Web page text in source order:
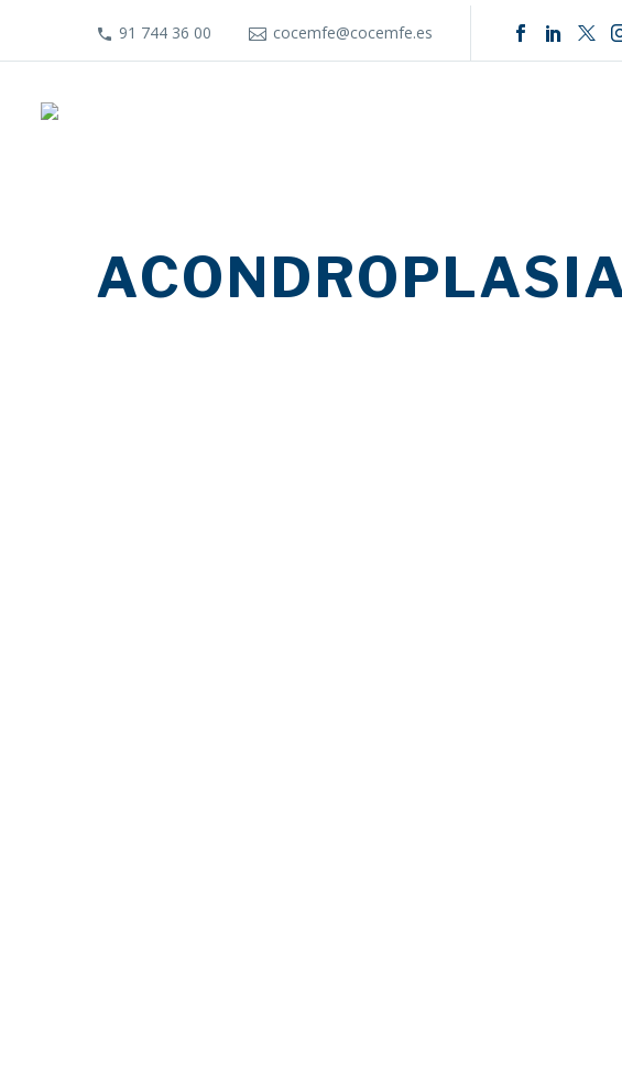
91 744 36 00 cocemfe@cocemfe.es